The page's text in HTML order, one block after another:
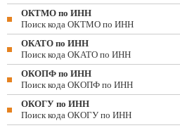
ОКТМО по ИНН
Поиск кода ОКТМО по ИНН
ОКАТО по ИНН
Поиск кода ОКАТО по ИНН
ОКОПФ по ИНН
Поиск кода ОКОПФ по ИНН
ОКОГУ по ИНН
Поиск кода ОКОГУ по ИНН